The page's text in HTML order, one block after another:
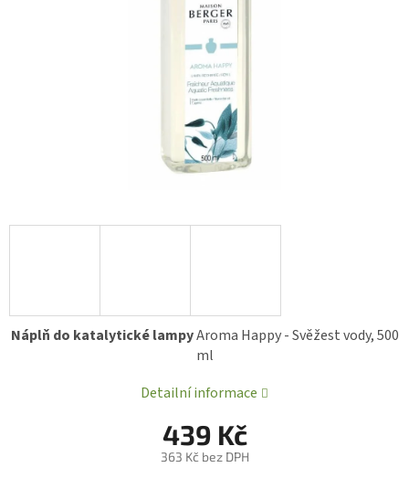
439 Kč
363 Kč bez DPH
Náplň do katalytické lampyAroma Happy - Svěžest vody, 500
ml
Detailní informace